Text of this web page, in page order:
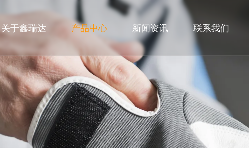
关于鑫瑞达 产品中心 新闻资讯 联系我们